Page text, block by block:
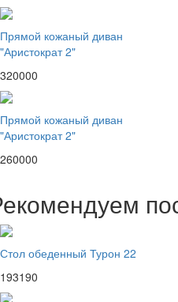
Прямой кожаный диван
"Аристократ 2"
320000
Прямой кожаный диван
"Аристократ 2"
260000
Стол обеденный Турон 22
193190